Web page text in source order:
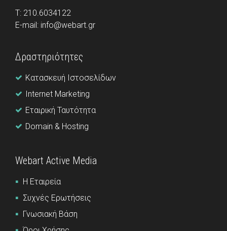
Τ: 210.6034122
E-mail: info@webart.gr
Δραστηριότητες
Κατασκευή Ιστοσελίδων
Internet Marketing
Εταιρική Ταυτότητα
Domain & Hosting
Webart Active Media
Η Εταιρεία
Συχνές Ερωτήσεις
Γνωσιακή Βάση